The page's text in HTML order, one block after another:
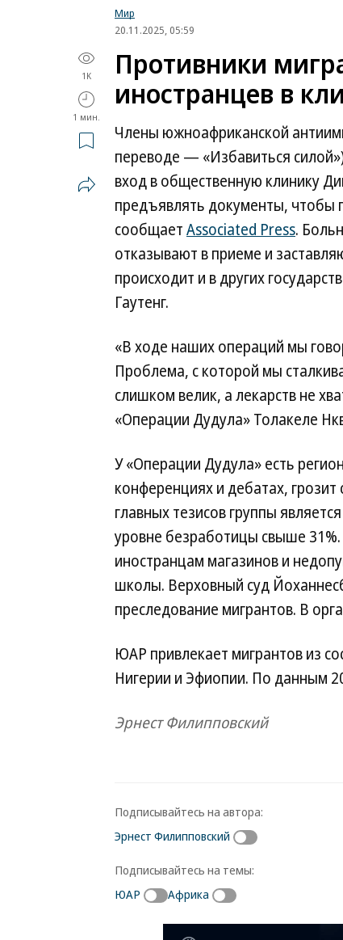
Мир
20.11.2025, 05:59
1K
1 мин.
Противники
иностранцев в
Члены южноафриканской
переводе — «Избавиться
вход в общественную клинику
предъявлять документы,
сообщаетAssociated Press.
отказывают в приеме и
происходит и в других
Гаутенг.
«В ходе наших операций мы
Проблема, с которой мы
слишком велик, а лекарств не
«Операции Дудула» Толакеле
У «Операции Дудула» есть
конференциях и дебатах,
главных тезисов группы
уровне безработицы свыше
иностранцам магазинов и
школы. Верховный суд
преследование мигрантов. В
ЮАР привлекает мигрантов из
Нигерии и Эфиопии. По данным
Эрнест Филипповский
Подписывайтесь на автора:
Эрнест Филипповский
Подписывайтесь на темы:
ЮАР
Африка